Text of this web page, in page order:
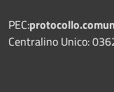
PEC:
Centralino Unico: